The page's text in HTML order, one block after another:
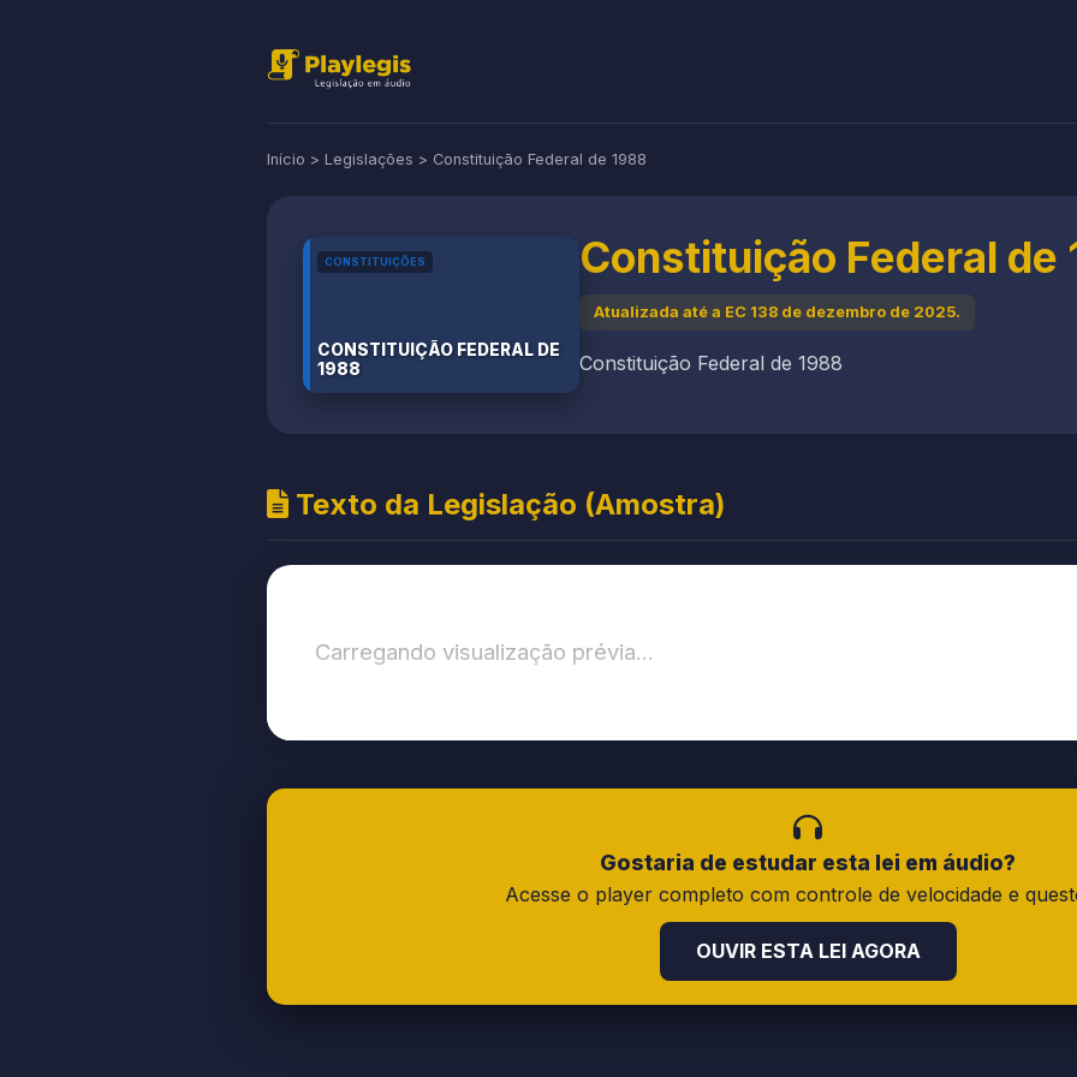
Início > Legislações > Constituição Federal de 1988
CONSTITUIÇÕES
CONSTITUIÇÃO FEDERAL DE
1988
Constituição Federal de
Atualizada até a EC 138 de dezembro de 2025.
Constituição Federal de 1988
Texto da Legislação (Amostra)
Carregando visualização prévia...
Gostaria de estudar esta lei em áudio?
Acesse o player completo com controle de velocidade e
OUVIR ESTA LEI AGORA